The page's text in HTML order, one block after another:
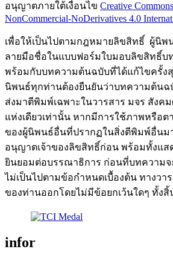
อนุญาตภายใต้เงื่อนไข Creative
NonCommercial-NoDerivatives 4.0
เพื่อให้เป็นไปตามกฎหมายลิขสิทธิ์ ผู้นิพ
ลายมือชื่อในแบบฟอร์มใบมอบลิขสิทธิ์บ
พร้อมกับบทความต้นฉบับที่ได้แก้ไขครั้ง
นิพนธ์ทุกท่านต้องยืนยันว่าบทความต้น
ส่งมาตีพิมพ์เฉพาะในวารสาร มจร สังค
แห่งเดียวเท่านั้น หากมีการใช้ภาพหรือต
ของผู้นิพนธ์อื่นที่ปรากฏในสิ่งตีพิมพ์อื่นม
อนุญาตเจ้าของลิขสิทธิ์ก่อน พร้อมทั้งแส
ยินยอมต่อบรรณาธิการ ก่อนที่บทความจ
ไม่เป็นไปตามข้อกำหนดเบื้องต้น ทางวา
ของท่านออกโดยไม่มีข้อยกเว้นใดๆ ทั้งสิ้
infor